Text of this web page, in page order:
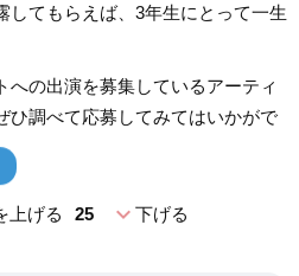
してもらえば、3年生にとって一生
への出演を募集しているアーティ
ひ調べて応募してみてはいかがで
上げる 25 expand_more下げる